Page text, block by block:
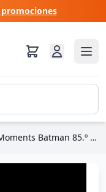
Dc Pop! 519 Moments Batman 85.º aniversario Batman en la Baticueva